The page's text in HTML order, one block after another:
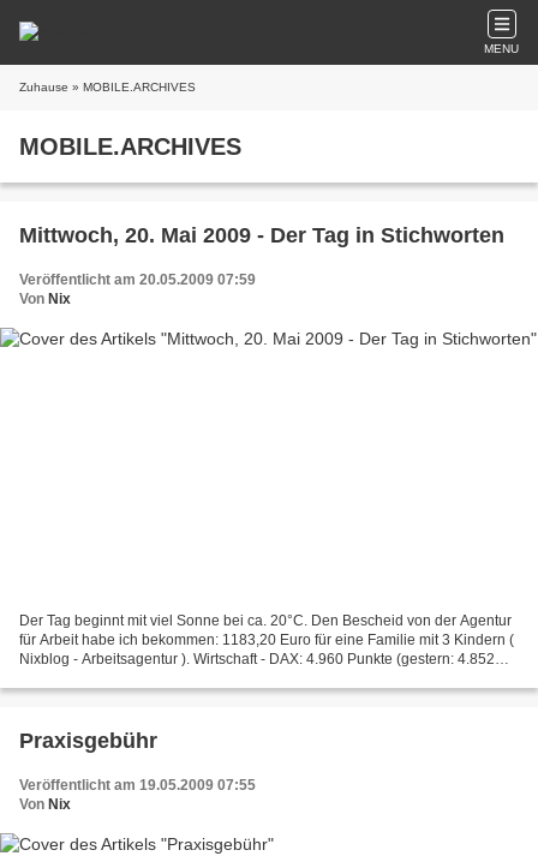
MENU
Zuhause » MOBILE.ARCHIVES
MOBILE.ARCHIVES
Mittwoch, 20. Mai 2009 - Der Tag in Stichworten
Veröffentlicht am 20.05.2009 07:59
Von Nix
Der Tag beginnt mit viel Sonne bei ca. 20°C. Den Bescheid von der Agentur
für Arbeit habe ich bekommen: 1183,20 Euro für eine Familie mit 3 Kindern (
Nixblog - Arbeitsagentur ). Wirtschaft - DAX: 4.960 Punkte (gestern: 4.852
Praxisgebühr
Veröffentlicht am 19.05.2009 07:55
Von Nix